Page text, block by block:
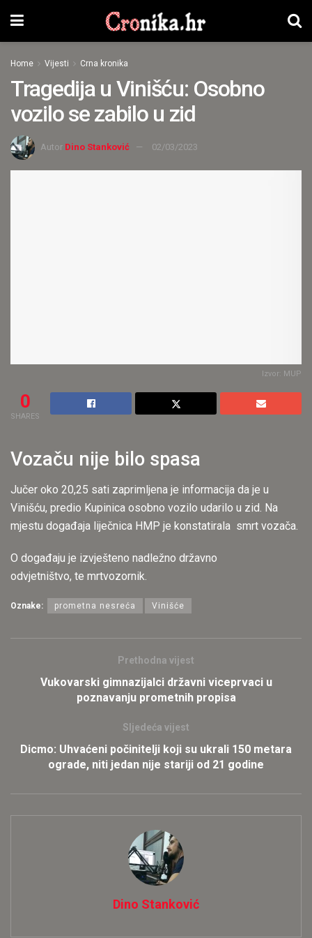
Home Vijesti Crna kronika
Tragedija u Vinišću: Osobno
vozilo se zabilo u zid
Autor Dino Stanković 02/03/2023
Izvor: MUP
0
SHARES
Vozaču nije bilo spasa
Jučer oko 20,25 sati zaprimljena je informacija da je u
Vinišću, predio Kupinica osobno vozilo udarilo u zid. Na
mjestu događaja liječnica HMP je konstatirala smrt vozača.
O događaju je izvješteno nadležno državno
odvjetništvo, te mrtvozornik.
Oznake: prometna nesreća Vinišće
Prethodna vijest
Vukovarski gimnazijalci državni viceprvaci u
poznavanju prometnih propisa
Sljedeća vijest
Dicmo: Uhvaćeni počinitelji koji su ukrali 150 metara
ograde, niti jedan nije stariji od 21 godine
Dino Stanković